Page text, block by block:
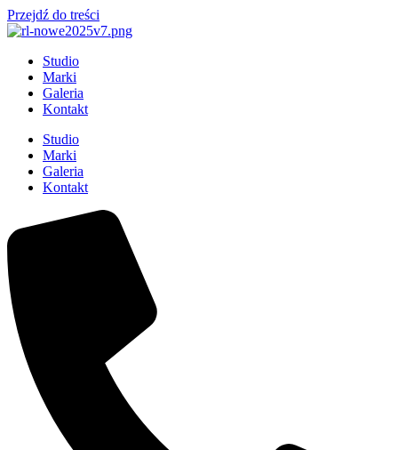
Przejdź do treści
Studio
Marki
Galeria
Kontakt
Studio
Marki
Galeria
Kontakt